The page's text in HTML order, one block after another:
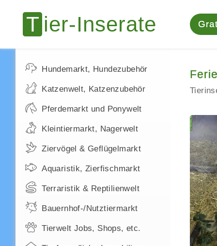
Hundemarkt, Hundezubehör
Katzenwelt, Katzenzubehör
Pferdemarkt und Ponywelt
Kleintiermarkt, Nagerwelt
Ziervögel & Geflügelmarkt
Aquaristik, Zierfischmarkt
Terraristik & Reptilienwelt
Bauernhof-/Nutztiermarkt
Tierwelt Jobs, Shops, etc.